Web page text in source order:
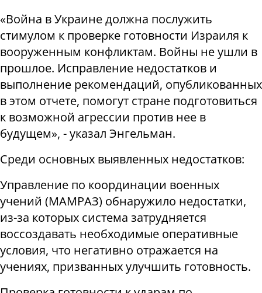
«Война в Украине должна послужить
стимулом к проверке готовности Израиля к
вооруженным конфликтам. Войны не ушли в
прошлое. Исправление недостатков и
выполнение рекомендаций, опубликованных
в этом отчете, помогут стране подготовиться
к возможной агрессии против нее в
будущем», - указал Энгельман.
Среди основных выявленных недостатков:
Управление по координации военных
учений (МАМРАЗ) обнаружило недостатки,
из-за которых система затрудняется
воссоздавать необходимые оперативные
условия, что негативно отражается на
учениях, призванных улучшить готовность.